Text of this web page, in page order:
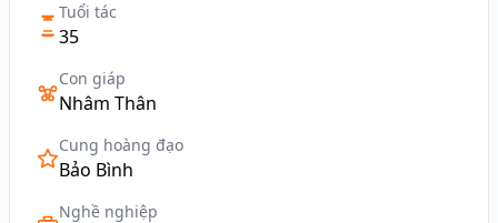
Tuổi tác
35
Con giáp
Nhâm Thân
Cung hoàng đạo
Bảo Bình
Nghề nghiệp